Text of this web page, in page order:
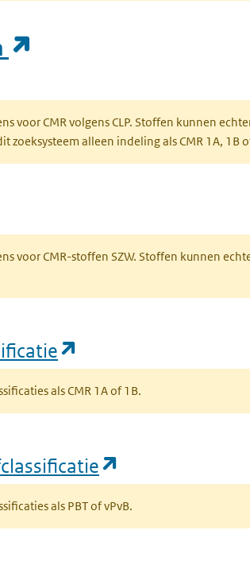
voor CMR volgens CLP. Stoffen kunnen
zoeksysteem alleen indeling als CMR 1A,
voor CMR-stoffen SZW. Stoffen kunnen
als CMR 1A of 1B.
als PBT of vPvB.